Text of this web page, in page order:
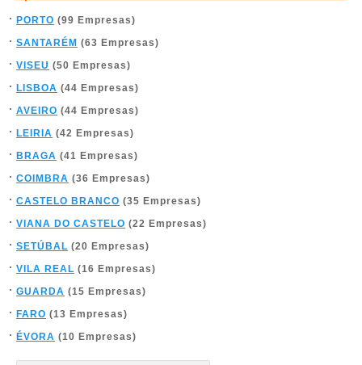
PORTO (99 Empresas)
SANTARÉM (63 Empresas)
VISEU (50 Empresas)
LISBOA (44 Empresas)
AVEIRO (44 Empresas)
LEIRIA (42 Empresas)
BRAGA (41 Empresas)
COIMBRA (36 Empresas)
CASTELO BRANCO (35 Empresas)
VIANA DO CASTELO (22 Empresas)
SETÚBAL (20 Empresas)
VILA REAL (16 Empresas)
GUARDA (15 Empresas)
FARO (13 Empresas)
ÉVORA (10 Empresas)